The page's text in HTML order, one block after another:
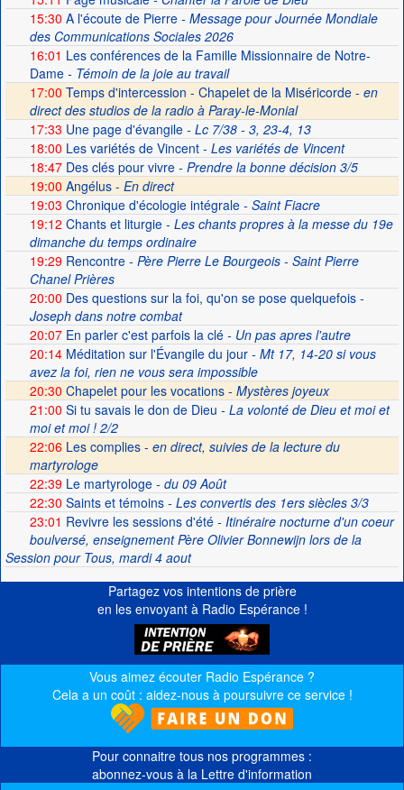
15:30 A l'écoute de Pierre- Message pour Journée Mondiale
des Communications Sociales 2026
16:01 Les conférences de la Famille Missionnaire de Notre-
Dame- Témoin de la joie au travail
17:00 Temps d'intercession - Chapelet de la Miséricorde - en
direct des studios de la radio à Paray-le-Monial
17:33 Une page d'évangile- Lc 7/38 - 3, 23-4, 13
18:00 Les variétés de Vincent- Les variétés de Vincent
18:47Des clés pour vivre- Prendre la bonne décision 3/5
19:00 Angélus - En direct
19:03 Chronique d'écologie intégrale- Saint Fiacre
19:12 Chants et liturgie- Les chants propres à la messe du 19e
dimanche du temps ordinaire
19:29Rencontre- Père Pierre Le Bourgeois - Saint Pierre
Chanel Prières
20:00 Des questions sur la foi, qu'on se pose quelquefois-
Joseph dans notre combat
20:07En parler c'est parfois la clé- Un pas apres l'autre
20:14Méditation sur l'Évangile du jour- Mt 17, 14-20 si vous
avez la foi, rien ne vous sera impossible
20:30 Chapelet pour les vocations - Mystères joyeux
21:00 Si tu savais le don de Dieu - La volonté de Dieu et moi et
moi et moi ! 2/2
22:06 Les complies - en direct, suivies de la lecture du
martyrologe
22:39Le martyrologe- du 09 Août
22:30 Saints et témoins- Les convertis des 1ers siècles 3/3
23:01 Revivre les sessions d'été- Itinéraire nocturne d'un coeur
boulversé, enseignement Père Olivier Bonnewijn lors de la
Session pour Tous, mardi 4 aout
Partagez vos intentions de prière
en les envoyant à Radio Espérance !
Vous aimez écouter Radio Espérance ?
Cela a un coût : aidez-nous à poursuivre ce service !
Pour connaitre tous nos programmes :
abonnez-vous à la Lettre d'information